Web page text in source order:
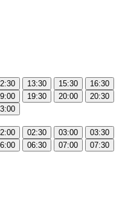
13:30 15:30
16:30
19:30 20:00
20:30
02:30 03:00
03:30
06:30 07:00
07:30